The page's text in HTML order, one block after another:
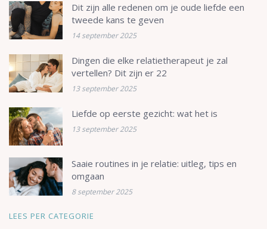
Dit zijn alle redenen om je oude liefde een
tweede kans te geven
14 september 2025
Dingen die elke relatietherapeut je zal
vertellen? Dit zijn er 22
13 september 2025
Liefde op eerste gezicht: wat het is
13 september 2025
Saaie routines in je relatie: uitleg, tips en
omgaan
8 september 2025
LEES PER CATEGORIE